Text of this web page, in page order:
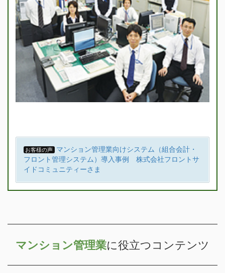
お客様の声
マンション管理業向けシステム（組合会計・
フロント管理システム）導入事例 株式会社フロントサ
イドコミュニティーさま
マンション管理業に役立つコンテンツ